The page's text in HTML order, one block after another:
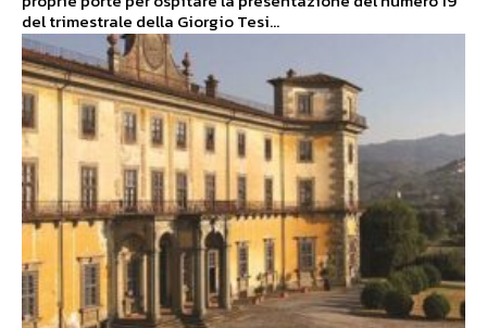
del trimestrale della Giorgio Tesi...